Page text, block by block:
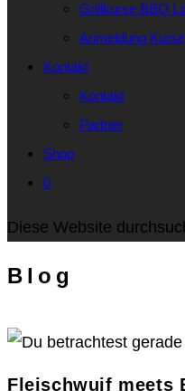
Grillkurse BBQ
Anmeldung Kurse
Kontakt
Kontakt
Partner
Shop
0
Diese Website
Blog
Fleischwuif meets